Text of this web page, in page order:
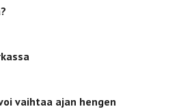
vaihtaa ajan hengen